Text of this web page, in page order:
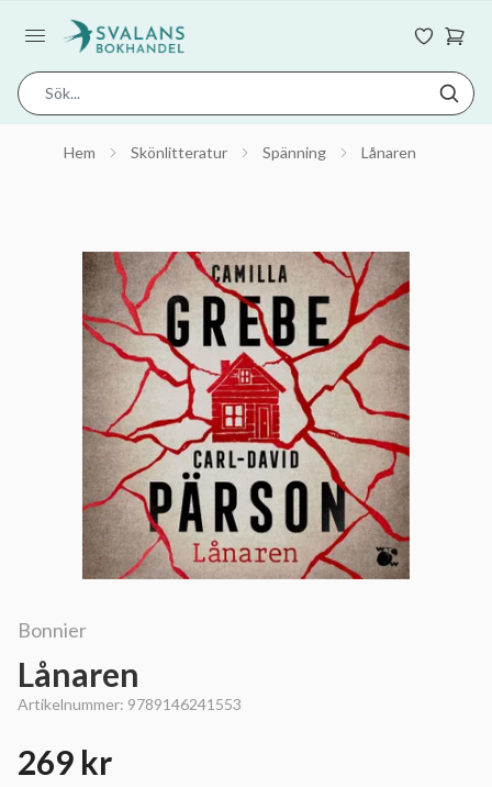
Hem Skönlitteratur Spänning Lånaren
Bonnier
Lånaren
Artikelnummer: 9789146241553
269 kr